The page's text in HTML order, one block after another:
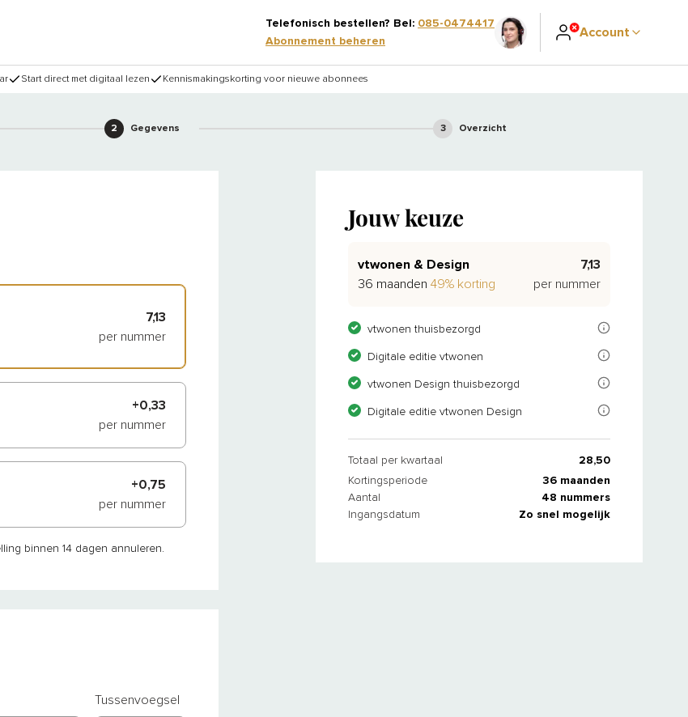
Telefonisch bestellen? Bel: 085-0474417
Abonnement beheren
Account
Start direct met digitaal lezen Kennismakingskorting voor nieuwe abonnees
2 Gegevens 3 Overzicht
7,13
per nummer
+0,33
per nummer
+0,75
per nummer
binnen 14 dagen annuleren.
Tussenvoegsel
Jouw keuze
vtwonen & Design
36 maanden 49% korting
7,13
per nummer
vtwonen thuisbezorgd
vtwonen is hét woonblad van Nederland en Vlaanderen en biedt
Digitale editie vtwonen
Als abonnee lees je je tijdschrift(en) ook gratis op je tablet of
vtwonen Design thuisbezorgd
vtwonen Design verschijnt 10 keer per jaar en is hét magazine
Digitale editie vtwonen Design
Als abonnee lees je je tijdschrift(en) ook gratis op je tablet of
Totaal per kwartaal
28,50
Kortingsperiode
36 maanden
Aantal
48 nummers
Ingangsdatum
Zo snel mogelijk